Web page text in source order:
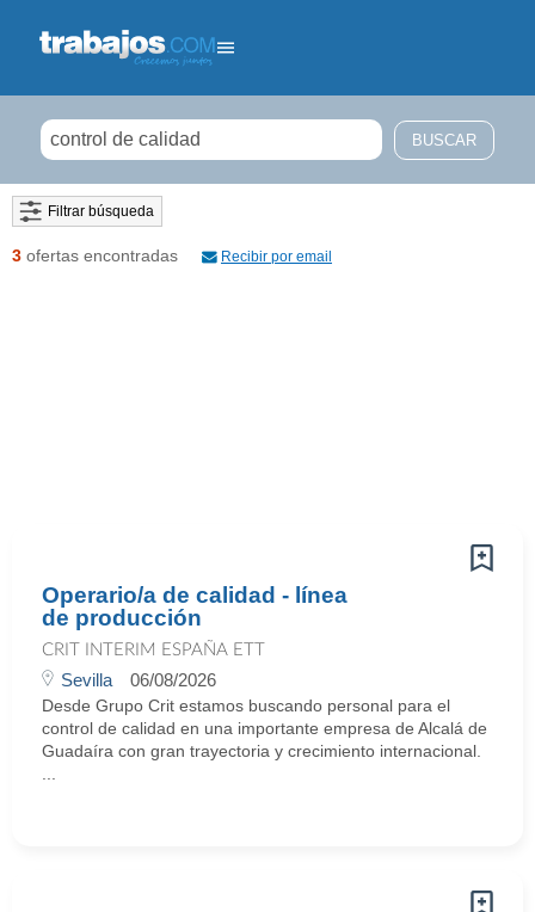
Filtrar búsqueda
3 ofertas encontradas Recibir por email
Operario/a de calidad - línea
de producción
CRIT INTERIM ESPAÑA ETT
Sevilla 06/08/2026
Desde Grupo Crit estamos buscando personal para el
control de calidad en una importante empresa de Alcalá de
Guadaíra con gran trayectoria y crecimiento internacional.